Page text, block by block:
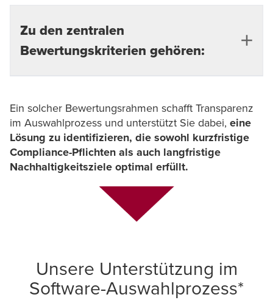
Zu den zentralen
Bewertungskriterien gehören:
Anforderungen aus CSRD, ESRS und EU-
Taxonomie.
Integration:Fähigkeit zur Anbindung von ERP-,
Finanz- und Lieferkettensystemen zur
Sicherstellung konsistenter Datengrundlagen.
Automatisierung und Auditierbarkeit:
Trail-Funktionen.
Skalierbarkeit und Benutzerfreundlichkeit:
Ein solcher Bewertungsrahmen schafft Transparenz
im Auswahlprozess und unterstützt Sie dabei, eine
Lösung zu identifizieren, die sowohl kurzfristige
Compliance-Pflichten als auch langfristige
Nachhaltigkeitsziele optimal erfüllt.
Unsere Unterstützung im
Software-Auswahlprozess*